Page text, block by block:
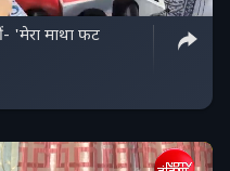
'मेरा माथा फट